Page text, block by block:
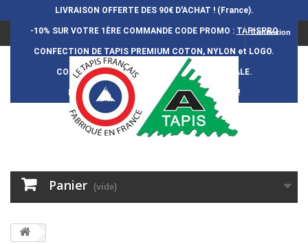
LIVRAISON OFFERTE DES 90€ D'ACHAT ! (France).
-10% SUR VOTRE 1ÈRE COMMANDECODE PROMO : TAPISPRO
CONFECTION DE TAPIS PREMIUM COTON, NYLON et LOGO.
CONFECTION FRANÇ AISE et 100% ARTISANALE.
DURÉE DE VIE DES TAPIS : 5 ANS ENVIRON !
Connexion
Panier (vide)